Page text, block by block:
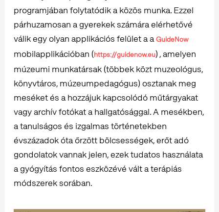
programjában folytatódik a közös munka. Ezzel
párhuzamosan a gyerekek számára elérhetővé
válik egy olyan applikációs felület a aGuideNow
mobilapplikációban (https://guidenow.eu) , amelyen
múzeumi munkatársak (többek közt muzeológus,
könyvtáros, múzeumpedagógus) osztanak meg
meséket és a hozzájuk kapcsolódó műtárgyakat
vagy archív fotókat a hallgatósággal. A mesékben,
a tanulságos és izgalmas történetekben
évszázadok óta őrzött bölcsességek, erőt adó
gondolatok vannak jelen, ezek tudatos használata
a gyógyítás fontos eszközévé vált a terápiás
módszerek sorában.